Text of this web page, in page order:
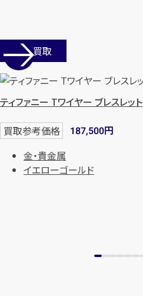
店舗買取
ティファニー Tワイヤー ブレスレット
買取参考価格 187,500円
金・貴金属
イエローゴールド